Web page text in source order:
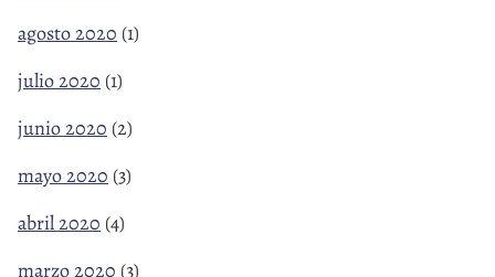
agosto 2020 (1)
julio 2020 (1)
junio 2020 (2)
mayo 2020 (3)
abril 2020 (4)
marzo 2020 (3)